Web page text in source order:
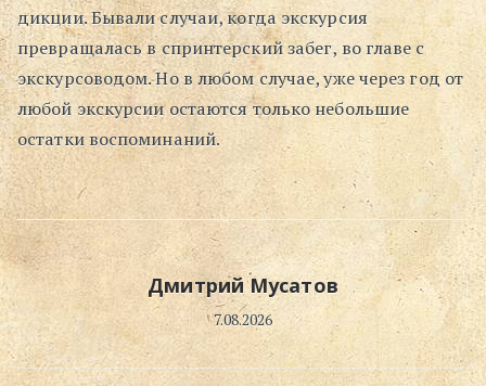
⋅
Поиск
дикции. Бывали случаи, когда экскурсия
превращалась в спринтерский забег, во главе с
экскурсоводом. Но в любом случае, уже через год от
любой экскурсии остаются только небольшие
остатки воспоминаний.
Дмитрий Мусатов
7.08.2026